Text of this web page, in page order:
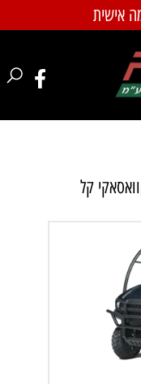
אישית
קל